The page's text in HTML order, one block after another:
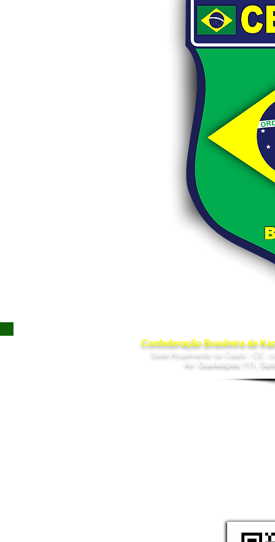
Confederação Brasileira de
Sede Atualmente no Ceará - CE,
Av. Guararapes 111,